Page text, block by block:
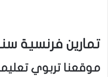
تمارين فرنسية
موقعنا تربوي